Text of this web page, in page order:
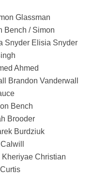
Glassman
/ Simon
Snyder Elisia Snyder
Ahmed
Vanderwall
Christian